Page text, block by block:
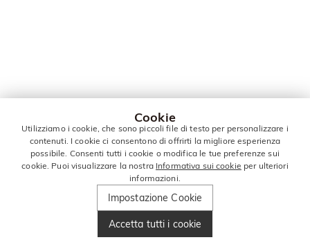
Cookie
Utilizziamo i cookie, che sono piccoli file di testo per personalizzare i
contenuti. I cookie ci consentono di offrirti la migliore esperienza
possibile. Consenti tutti i cookie o modifica le tue preferenze sui
cookie. Puoi visualizzare la nostra Informativa sui cookie per ulteriori
informazioni.
Impostazione Cookie
Accetta tutti i cookie